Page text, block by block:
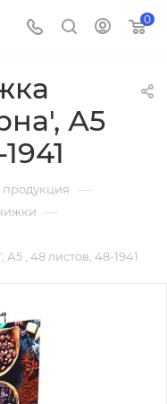
0
А5
—
—
, 48 листов, 48-1941